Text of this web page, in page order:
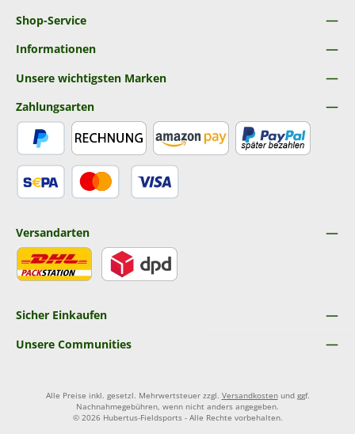
Shop-Service
Informationen
Unsere wichtigsten Marken
Sicher Einkaufen
Unsere Communities
Zahlungsarten
Versandarten
Alle Preise inkl. gesetzl. Mehrwertsteuer zzgl. Versandkostenund ggf.
Nachnahmegebühren, wenn nicht anders angegeben.
© 2026 Hubertus-Fieldsports - Alle Rechte vorbehalten.